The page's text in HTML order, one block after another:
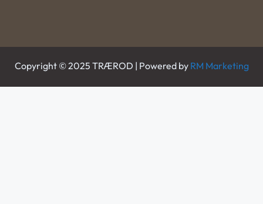
Copyright © 2025 TRÆROD | Powered by RM Marketing